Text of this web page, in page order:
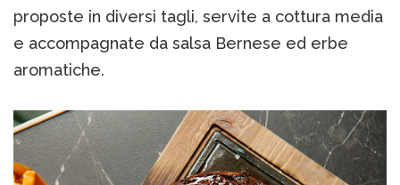
proposte in diversi tagli, servite a cottura media
e accompagnate da salsa Bernese ed erbe
aromatiche.